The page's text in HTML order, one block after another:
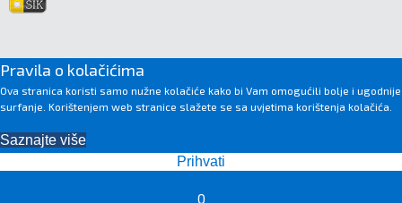
0
Pravila o kolačićima
Ova stranica koristi samo nužne kolačiće kako bi Vam omogućili bolje i ugodnije
surfanje. Korištenjem web stranice slažete se sa uvjetima korištenja kolačića.
Saznajte više
Prihvati